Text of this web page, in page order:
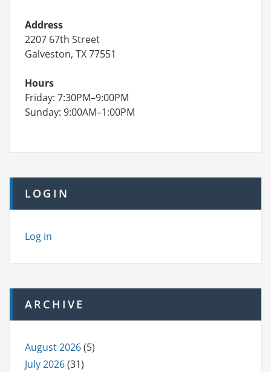
Address
2207 67th Street
Galveston, TX 77551
Hours
Friday: 7:30PM–9:00PM
Sunday: 9:00AM–1:00PM
LOGIN
Log in
ARCHIVE
August 2026(5)
July 2026(31)